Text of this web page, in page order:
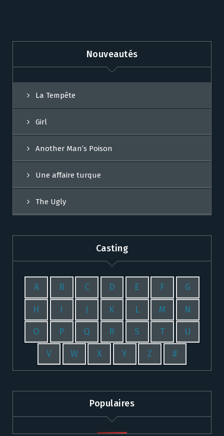
Nouveautés
La Tempête
Girl
Another Man’s Poison
Une affaire turque
The Ugly
Casting
A B C D E F G
H I J K L M N
O P Q R S T U
V W X Y Z #
Populaires